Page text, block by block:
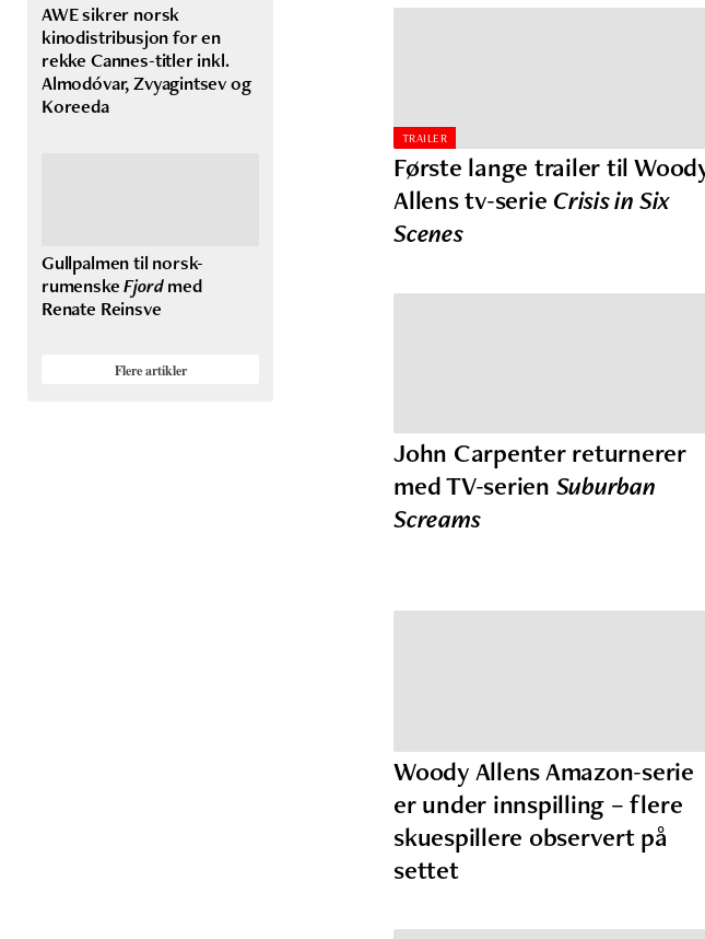
TRAILER
Første lange trailer til
Allens tv-serieCrisis in Six
Scenes
John Carpenter returnerer
med TV-serien Suburban
Screams
Woody Allens Amazon-serie
er under innspilling – flere
skuespillere observert på
settet
AWE sikrer norsk
kinodistribusjon for en
rekke Cannes-titler inkl.
Almodóvar, Zvyagintsev og
Koreeda
Gullpalmen til norsk-
rumenskeFjordmed
Renate Reinsve
Flere artikler